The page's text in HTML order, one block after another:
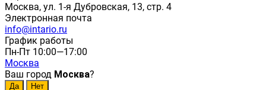
Москва, ул. 1-я Дубровская, 13, стр. 4
Электронная почта
info@intario.ru
График работы
Пн-Пт 10:00—17:00
Москва
Ваш город Москва?